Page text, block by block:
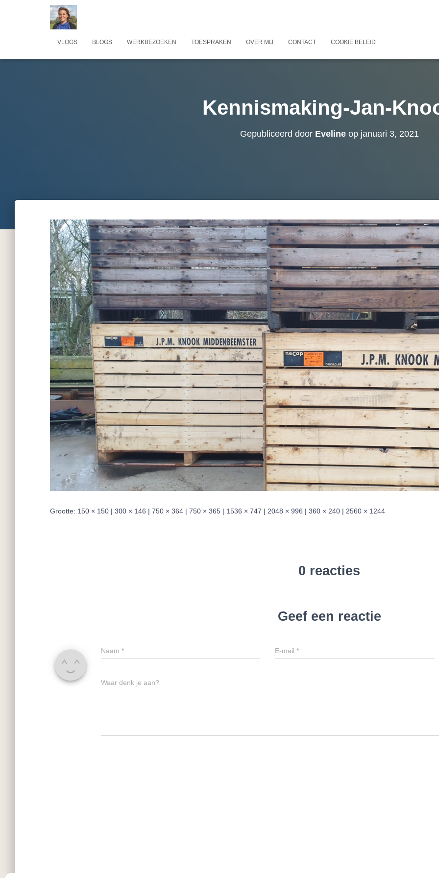
VLOGS BLOGS WERKBEZOEKEN TOESPRAKEN OVER MIJ CONTACT COOKIE BELEID
Kennismaking-Jan-
Gepubliceerd door Evelineop januari 3, 2021
Grootte: 150 × 150 | 300 × 146 | 750 × 364 | 750 × 365 | 1536 × 747 | 2048 × 996 | 360 × 240 | 2560 × 1244
0 reacties
Geef een reactie
Naam * E-mail*
Waar denk je aan?